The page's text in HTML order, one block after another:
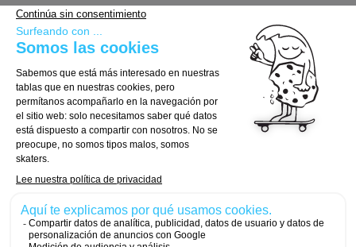
Guía de compra
Cómo Elegir tu Tabla